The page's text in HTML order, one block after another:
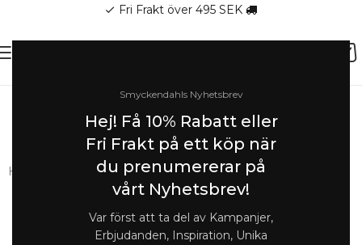
Smyckendahls Nyhetsbrev
Hej! Få 10% Rabatt eller
Fri Frakt på ett köp när
du prenumererar på
vårt Nyhetsbrev!
Var först att ta del av Kampanjer,
Erbjudanden, Inspiration, Unika
check Fri Frakt över 495 SEK
SOMMAR-REA HOS SMYCKENDAHLS,
UPP TILL 25%
Hem /Armband Dam